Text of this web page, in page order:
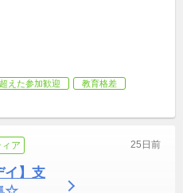
えた参加歓迎
教育格差
ア 25日前
イ】支